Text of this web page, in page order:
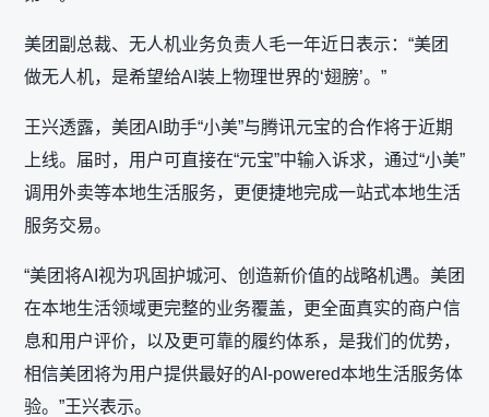
美团副总裁、无人机业务负责人毛一年近日表示：“美团
做无人机，是希望给AI装上物理世界的‘翅膀’。”
王兴透露，美团AI助手“小美”与腾讯元宝的合作将于近期
上线。届时，用户可直接在“元宝”中输入诉求，通过“小美”
调用外卖等本地生活服务，更便捷地完成一站式本地生活
服务交易。
“美团将AI视为巩固护城河、创造新价值的战略机遇。美团
在本地生活领域更完整的业务覆盖，更全面真实的商户信
息和用户评价，以及更可靠的履约体系，是我们的优势，
相信美团将为用户提供最好的AI-powered本地生活服务体
验。”王兴表示。